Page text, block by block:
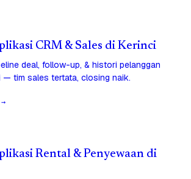
CRM & Sales di Kerinci
deal, follow-up, & histori pelanggan
— tim sales tertata, closing naik.
Rental & Penyewaan di